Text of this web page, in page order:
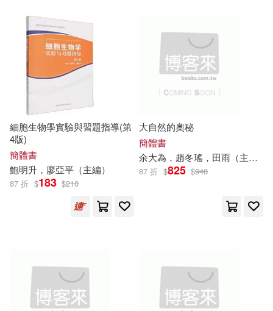
劉強（主編）(18)
竇桂梅（主編）(18)
賈德江（主編）(18)
劉忠范（主編）(17)
客家語分級教材編輯小組(17)
彭小虎（主編）(17)
東南大學出版社(125)
中國礦業大學出版社(118)
中國紡織出版社(117)
中山大學出版社(117)
冶金工業出版社(112)
中國協和醫科大學出版社(111)
世界圖書出版公司北京公司(110)
細胞生物學實驗與習題指導(第
4版)
簡體書
鮑明升，廖亞平（主編）
87 折 $183 $210
大自然的奧秘
簡體書
余大為，趙冬瑤，田雨（主編
87 折 $825 $948